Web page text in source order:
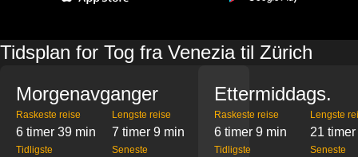
Tidsplan for Tog fra Venezia til Zürich
Morgenavganger
Raskeste reise
6 timer 39 min
Lengste reise
7 timer 9 min
Tidligste Seneste
Ettermiddags.
Raskeste reise
6 timer 9 min
Lengste
21
Tidligste Seneste